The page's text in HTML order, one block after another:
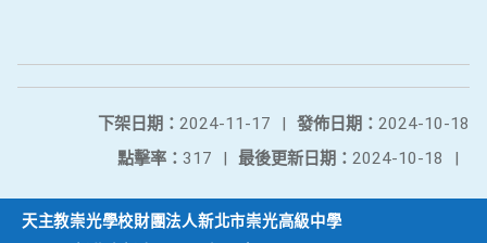
發佈日期： 2024-10-18
下架日期： 2024-11-17
|
最後更新日期： 2024-10-18 |
點擊率： 317 |
天主教崇光學校財團法人新北市崇光高級中學